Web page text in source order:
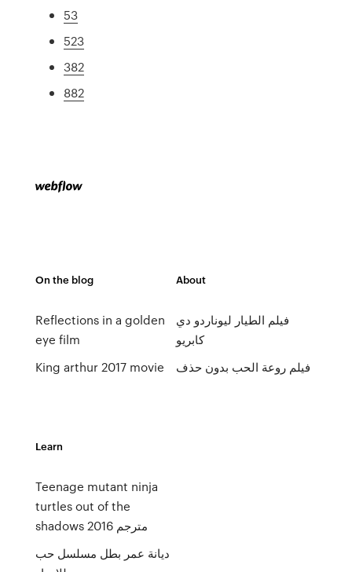
53
523
382
882
On the blog
Reflections in a golden
eye film
King arthur 2017 movie
About
فيلم الطيار ليوناردو دي
كابريو
فيلم روعة الحب بدون حذف
Learn
Teenage mutant ninja
turtles out of the
shadows 2016 مترجم
ديانة عمر بطل مسلسل حب